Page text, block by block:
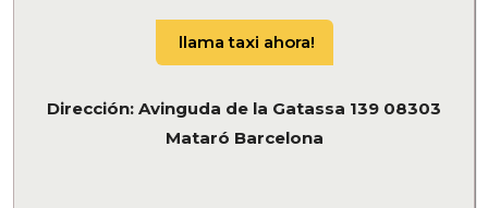
llama taxi ahora!
Dirección: Avinguda de la Gatassa 139 08303
Mataró Barcelona